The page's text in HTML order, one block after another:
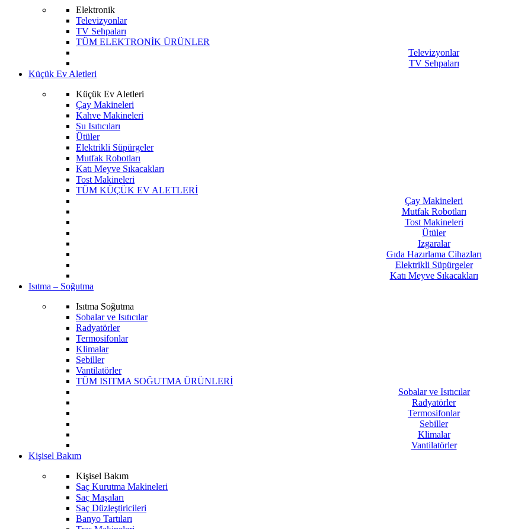
Elektronik
Televizyonlar
TV Sehpaları
TÜM ELEKTRONİK ÜRÜNLER
Televizyonlar
TV Sehpaları
Küçük Ev Aletleri
Küçük Ev Aletleri
Çay Makineleri
Kahve Makineleri
Su Isıtıcıları
Ütüler
Elektrikli Süpürgeler
Mutfak Robotları
Katı Meyve Sıkacakları
Tost Makineleri
TÜM KÜÇÜK EV ALETLERİ
Çay Makineleri
Mutfak Robotları
Tost Makineleri
Ütüler
Izgaralar
Gıda Hazırlama Cihazları
Elektrikli Süpürgeler
Katı Meyve Sıkacakları
Isıtma – Soğutma
Isıtma Soğutma
Sobalar ve Isıtıcılar
Radyatörler
Termosifonlar
Klimalar
Sebiller
Vantilatörler
TÜM ISITMA SOĞUTMA ÜRÜNLERİ
Sobalar ve Isıtıcılar
Radyatörler
Termosifonlar
Sebiller
Klimalar
Vantilatörler
Kişisel Bakım
Kişisel Bakım
Saç Kurutma Makineleri
Saç Maşaları
Saç Düzleştiricileri
Banyo Tartıları